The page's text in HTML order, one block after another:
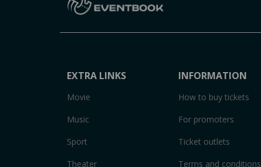
EXTRA LINKS
Movie
Music
Sport
Theater
INFORMATION
How to buy tickets
For promoters
Ticket outlets
Terms and conditions